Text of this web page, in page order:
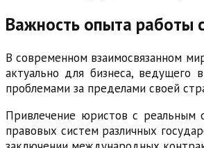
Важность опыта работы
В современном взаимосвязанном
актуально для бизнеса, ведущего
проблемами за пределами своей
Привлечение юристов с реальным
правовых систем различных